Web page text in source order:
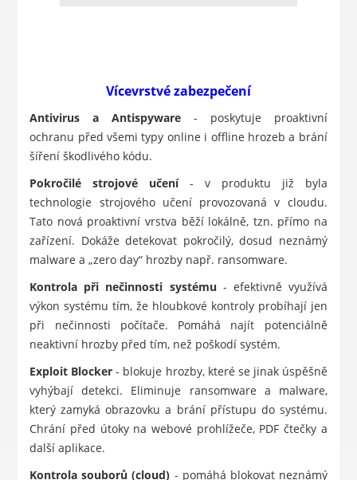
Vícevrstvé zabezpečení
Antivirus a Antispyware - poskytuje proaktivní
ochranu před všemi typy online i offline hrozeb a brání
šíření škodlivého kódu.
Pokročilé strojové učení- v produktu již byla
technologie strojového učení provozovaná v cloudu.
Tato nová proaktivní vrstva běží lokálně, tzn. přímo na
zařízení. Dokáže detekovat pokročilý, dosud neznámý
malware a „zero day“ hrozby např. ransomware.
Kontrola při nečinnosti systému - efektivně využívá
výkon systému tím, že hloubkové kontroly probíhají jen
při nečinnosti počítače. Pomáhá najít potenciálně
neaktivní hrozby před tím, než poškodí systém.
Exploit Blocker - blokuje hrozby, které se jinak úspěšně
vyhýbají detekci. Eliminuje ransomware a malware,
který zamyká obrazovku a brání přístupu do systému.
Chrání před útoky na webové prohlížeče, PDF čtečky a
další aplikace.
Kontrola souborů (cloud) - pomáhá blokovat neznámý